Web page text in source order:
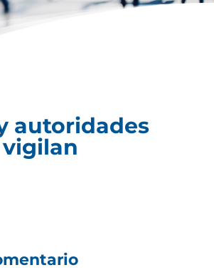
autoridades